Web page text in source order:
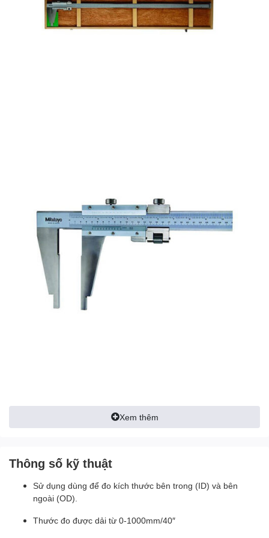
Xem thêm
Thông số kỹ thuật
Sử dụng dùng để đo kích thước bên trong (ID) và bên
ngoài (OD).
Thước đo được dải từ 0-1000mm/40″